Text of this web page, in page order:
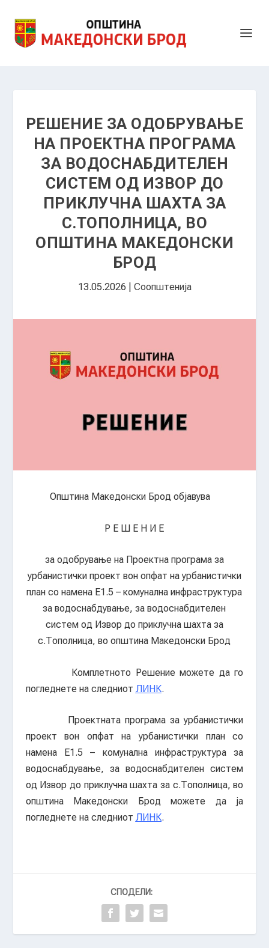
РЕШЕНИЕ ЗА ОДОБРУВАЊЕ
НА ПРОЕКТНА ПРОГРАМА
ЗА ВОДОСНАБДИТЕЛЕН
СИСТЕМ ОД ИЗВОР ДО
ПРИКЛУЧНА ШАХТА ЗА
С.ТОПОЛНИЦА, ВО
ОПШТИНА МАКЕДОНСКИ
БРОД
13.05.2026 Соопштенија
Општина Македонски Брод објавува
Р Е Ш Е Н И Е
за одобрување на Проектна програма за
урбанистички проект вон опфат на урбанистички
план со намена Е1.5 – комунална инфраструктура
за водоснабдување, за водоснабдителен
систем од Извор до приклучна шахта за
с.Тополница, во општина Македонски Брод
Комплетното Решение можете да го
погледнете на следниот ЛИНК.
Проектната програма за урбанистички
проект вон опфат на урбанистички план со
намена Е1.5 – комунална инфраструктура за
водоснабдување, за водоснабдителен систем
од Извор до приклучна шахта за с.Тополница, во
општина Македонски Брод можете да ја
погледнете на следниот ЛИНК.
СПОДЕЛИ: